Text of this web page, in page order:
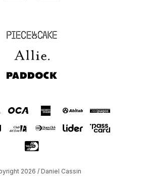
Piece of Cake
Allie
Paddock
2026 / Daniel Cassin